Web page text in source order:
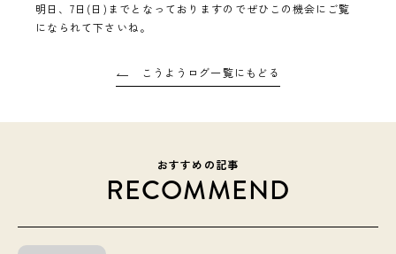
明日、7日(日)までとなっておりますのでぜひこの機会にご覧
になられて下さいね。
こうようログ一覧にもどる
おすすめの記事
RECOMMEND